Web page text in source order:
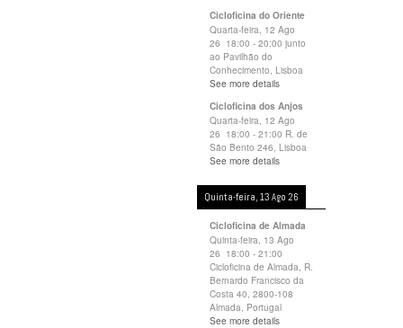
Cicloficina do Oriente
Quarta-feira, 12 Ago
26 18:00 - 20:00 junto
ao Pavilhão do
Conhecimento, Lisboa
See more details
Cicloficina dos Anjos
Quarta-feira, 12 Ago
26 18:00 - 21:00 R. de
São Bento 246, Lisboa
See more details
Quinta-feira, 13 Ago 26
Cicloficina de Almada
Quinta-feira, 13 Ago
26 18:00 - 21:00
Cicloficina de Almada, R.
Bernardo Francisco da
Costa 40, 2800-108
Almada, Portugal
See more details